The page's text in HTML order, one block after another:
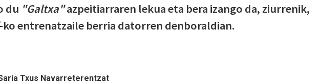
du "Galtxa"azpeitiarraren lekua eta bera izango da, ziurrenik,
-ko entrenatzaile berria datorren denboraldian.
Txus Navarreterentzat